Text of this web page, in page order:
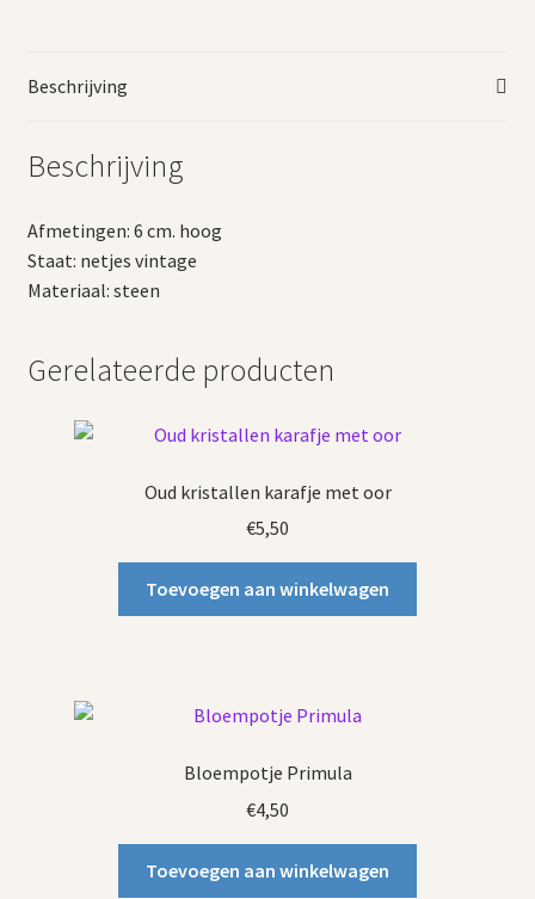
Beschrijving
Beschrijving
Afmetingen: 6 cm. hoog
Staat: netjes vintage
Materiaal: steen
Gerelateerde producten
Oud kristallen karafje met oor
€5,50
Toevoegen aan winkelwagen
Bloempotje Primula
€4,50
Toevoegen aan winkelwagen